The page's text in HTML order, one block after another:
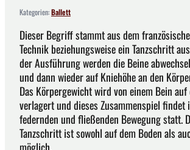
Kategorien:Ballett
Dieser Begriff stammt aus dem
Technik beziehungsweise ein Tanzschritt
der Ausführung werden die Beine
und dann wieder auf Kniehöhe an den
Das Körpergewicht wird von einem Bein auf
verlagert und dieses Zusammenspiel findet
federnden und fließenden Bewegung statt.
Tanzschritt ist sowohl auf dem Boden als
möglich.